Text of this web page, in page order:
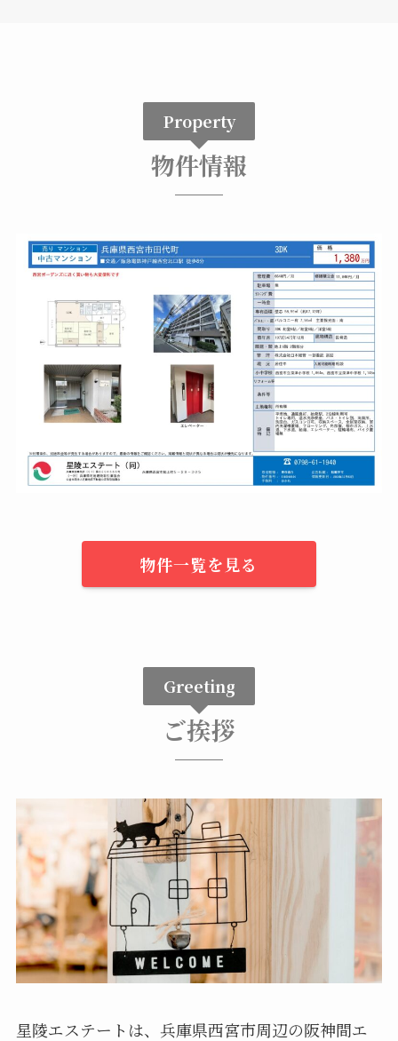
Property
物件情報
物件一覧を見る
Greeting
ご挨拶
星陵エステートは、兵庫県西宮市周辺の阪神間エ